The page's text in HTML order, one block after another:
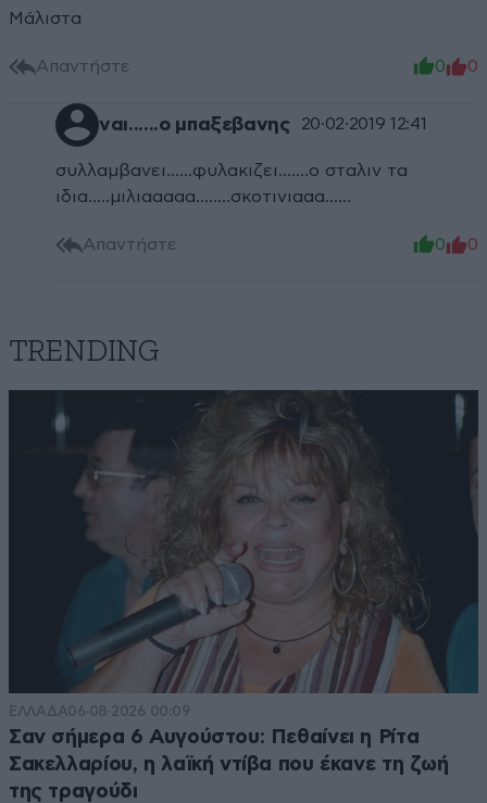
Μάλιστα
Απαντήστε 0 0
ναι......ο μπαξεβανης 20·02·2019 12:41
συλλαμβανει......φυλακιζει.......ο σταλιν τα
ιδια.....μιλιααααα........σκοτινιααα......
Απαντήστε 0 0
TRENDING
ΕΛΛΑΔΑ06·08·2026 00:09
Σαν σήμερα 6 Αυγούστου: Πεθαίνει η Ρίτα
Σακελλαρίου, η λαϊκή ντίβα που έκανε τη ζωή
της τραγούδι